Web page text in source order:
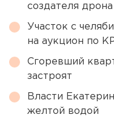
создателя
Участок с
на аукцион по
Сгоревший
застроят
Власти
желтой водой